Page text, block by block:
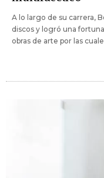
A lo largo de su carrera,
discos y logró una
obras de arte por las